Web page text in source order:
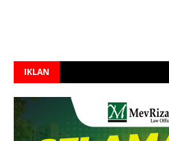
IKLAN